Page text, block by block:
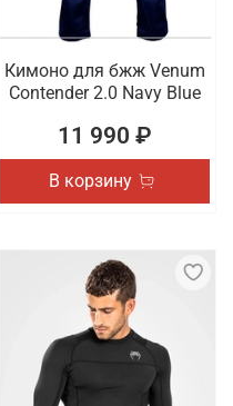
Кимоно для бжж Venum
Contender 2.0 Navy Blue
11 990 ₽
В корзину